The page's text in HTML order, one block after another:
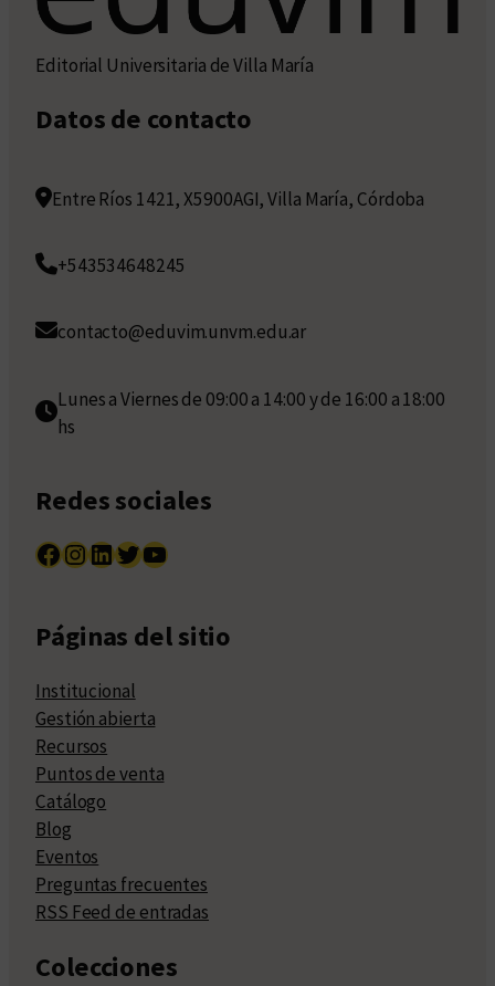
Editorial Universitaria de Villa María
Datos de contacto
Entre Ríos 1421, X5900AGI, Villa María, Córdoba
+543534648245
contacto@eduvim.unvm.edu.ar
Lunes a Viernes de 09:00 a 14:00 y de 16:00 a 18:00
hs
Redes sociales
Facebook InstagramLinkedIn Twitter YouTube
Páginas del sitio
Institucional
Gestión abierta
Recursos
Puntos de venta
Catálogo
Blog
Eventos
Preguntas frecuentes
RSS Feed de entradas
Colecciones